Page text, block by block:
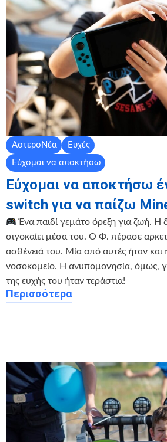
ΑστεροΝέα
Ευχές
Εύχομαι να αποκτήσω
Εύχομαι να αποκτήσω
switch για να παίζω
Ένα παιδί γεμάτο όρεξη για ζωή. Η
σιγοκαίει μέσα του. Ο Φ. πέρασε
ασθένειά του. Μία από αυτές ήταν
νοσοκομείο. Η ανυπομονησία, όμως,
της ευχής του ήταν τεράστια!
Περισσότερα